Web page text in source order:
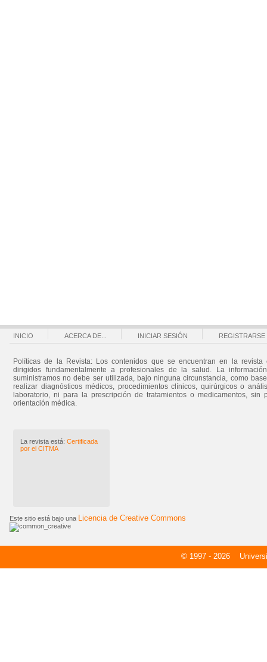
INICIO ACERCA DE... INICIAR SESIÓN REGISTRARSE
Políticas de la Revista: Los contenidos que se encuentran en la revista
dirigidos fundamentalmente a profesionales de la salud. La
suministramos no debe ser utilizada, bajo ninguna circunstancia, como
realizar diagnósticos médicos, procedimientos clínicos, quirúrgicos o
laboratorio, ni para la prescripción de tratamientos o medicamentos, sin
orientación médica.
La revista está: Certificada
por el CITMA
Este sitio está bajo una Licencia de Creative Commons
© 1997 - 2026